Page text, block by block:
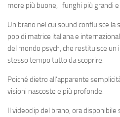
more più buone, i funghi più grandi
Un brano nel cui sound confluisce la
pop di matrice italiana e
del mondo psych, che restituisce un
stesso tempo tutto da scoprire.
Poiché dietro all’apparente
visioni nascoste e più profonde.
Il videoclip del brano, ora